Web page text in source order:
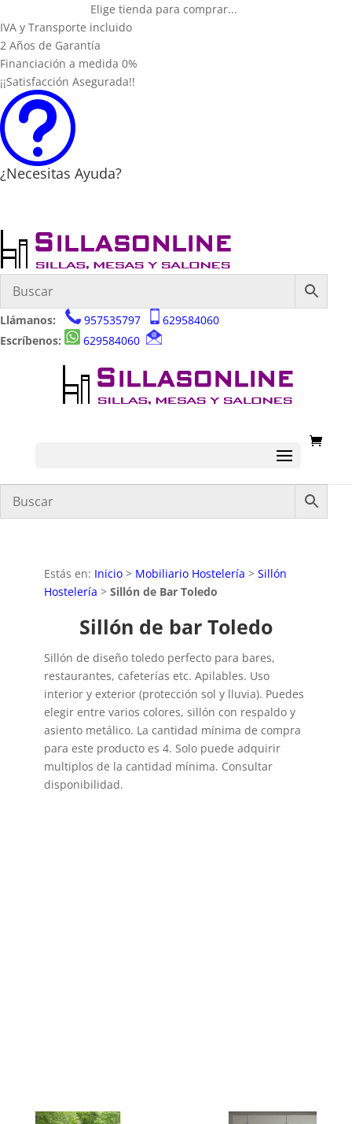
Elige tienda para comprar...
IVA y Transporte incluido
2 Años de Garantía
Financiación a medida 0%
¡¡Satisfacción Asegurada!!
t
¿Necesitas Ayuda?
Llámanos: 957535797
629584060
Escríbenos:
629584060
Estás en: Inicio> Mobiliario Hostelería > Sillón
Hostelería > Sillón de Bar Toledo
Sillón de bar Toledo
Sillón de diseño toledo perfecto para bares,
restaurantes, cafeterías etc. Apilables. Uso
interior y exterior (protección sol y lluvia). Puedes
elegir entre varios colores, sillón con respaldo y
asiento metálico. La cantidad mínima de compra
para este producto es 4. Solo puede adquirir
multiplos de la cantidad mínima. Consultar
disponibilidad.